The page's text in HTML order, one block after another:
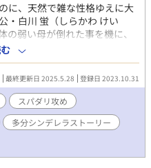
に、天然で雑な性格ゆえに大
・白川 蛍（しらかわ けい
弱い母が倒れた事を機に、
して製菓会社の工場に就職す
代達を尻目に、大人ばかりの
ある日、不況による業績悪化
ってしまう。しかし、落ち込
った。が、学歴とバース性
。 （このままでは母子2人、
、とうとう目に止まった怪し
即採用となり働き始める
高級クラブだった。 営業が
最終更新日 2025.5.28 登録日 2023.10.31
スパダリ攻め
多分シンデレラストーリー